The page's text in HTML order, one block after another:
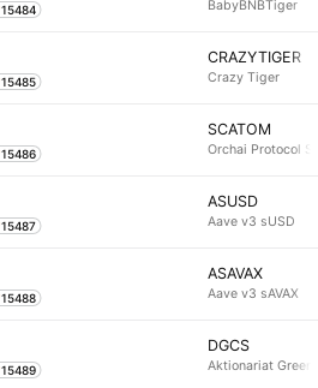
15484 BabyBNBTiger
15485
CRAZYTIGER
Crazy Tiger
15486
SCATOM
Orchai Protocol
15487
ASUSD
Aave v3 sUSD
15488
ASAVAX
Aave v3 sAVAX
15489
DGCS
Aktionariat Green